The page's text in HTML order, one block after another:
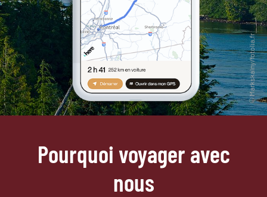
Pourquoi voyager avec
nous